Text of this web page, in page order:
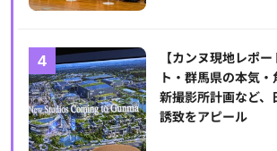
【カンヌ現地レポ
ト・群馬県の本気
新撮影所計画など
誘致をアピール